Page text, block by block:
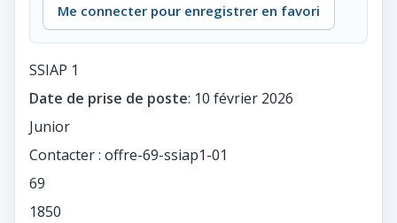
Me connecter pour enregistrer en favori
SSIAP 1
Date de prise de poste: 10 février 2026
Junior
Contacter : offre-69-ssiap1-01
69
1850